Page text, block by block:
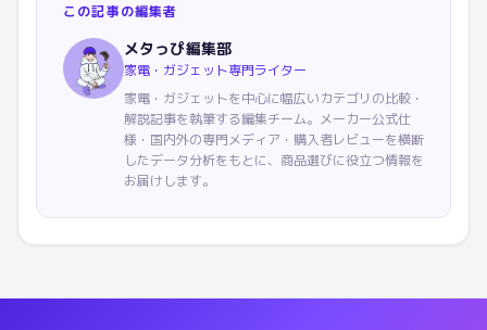
この記事の編集者
メタっぴ編集部
家電・ガジェット専門ライター
家電・ガジェットを中心に幅広いカテゴリの比較・
解説記事を執筆する編集チーム。メーカー公式仕
様・国内外の専門メディア・購入者レビューを横断
したデータ分析をもとに、商品選びに役立つ情報を
お届けします。